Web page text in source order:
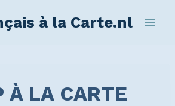
à la Carte.nl
À LA CARTE